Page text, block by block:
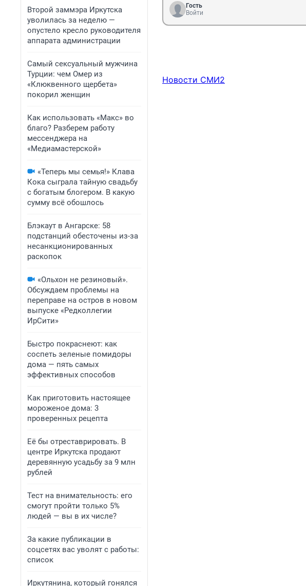
Второй заммэра Иркутска
уволилась за неделю —
опустело кресло руководителя
аппарата администрации
Самый сексуальный мужчина
Турции: чем Омер из
«Клюквенного щербета»
покорил женщин
Как использовать «Макс» во
благо? Разберем работу
мессенджера на
«Медиамастерской»
«Теперь мы семья!» Клава
Кока сыграла тайную свадьбу
с богатым блогером. В какую
сумму всё обошлось
Блэкаут в Ангарске: 58
подстанций обесточены из-за
несанкционированных
раскопок
«Ольхон не резиновый».
Обсуждаем проблемы на
переправе на остров в новом
выпуске «Редколлегии
ИрСити»
Быстро покраснеют: как
соспеть зеленые помидоры
дома — пять самых
эффективных способов
Как приготовить настоящее
мороженое дома: 3
проверенных рецепта
Её бы отреставрировать. В
центре Иркутска продают
деревянную усадьбу за 9 млн
рублей
Тест на внимательность: его
смогут пройти только 5%
людей — вы в их числе?
За какие публикации в
соцсетях вас уволят с работы:
список
Иркутянина, который гонялся
Гость
Войти
Новости СМИ2